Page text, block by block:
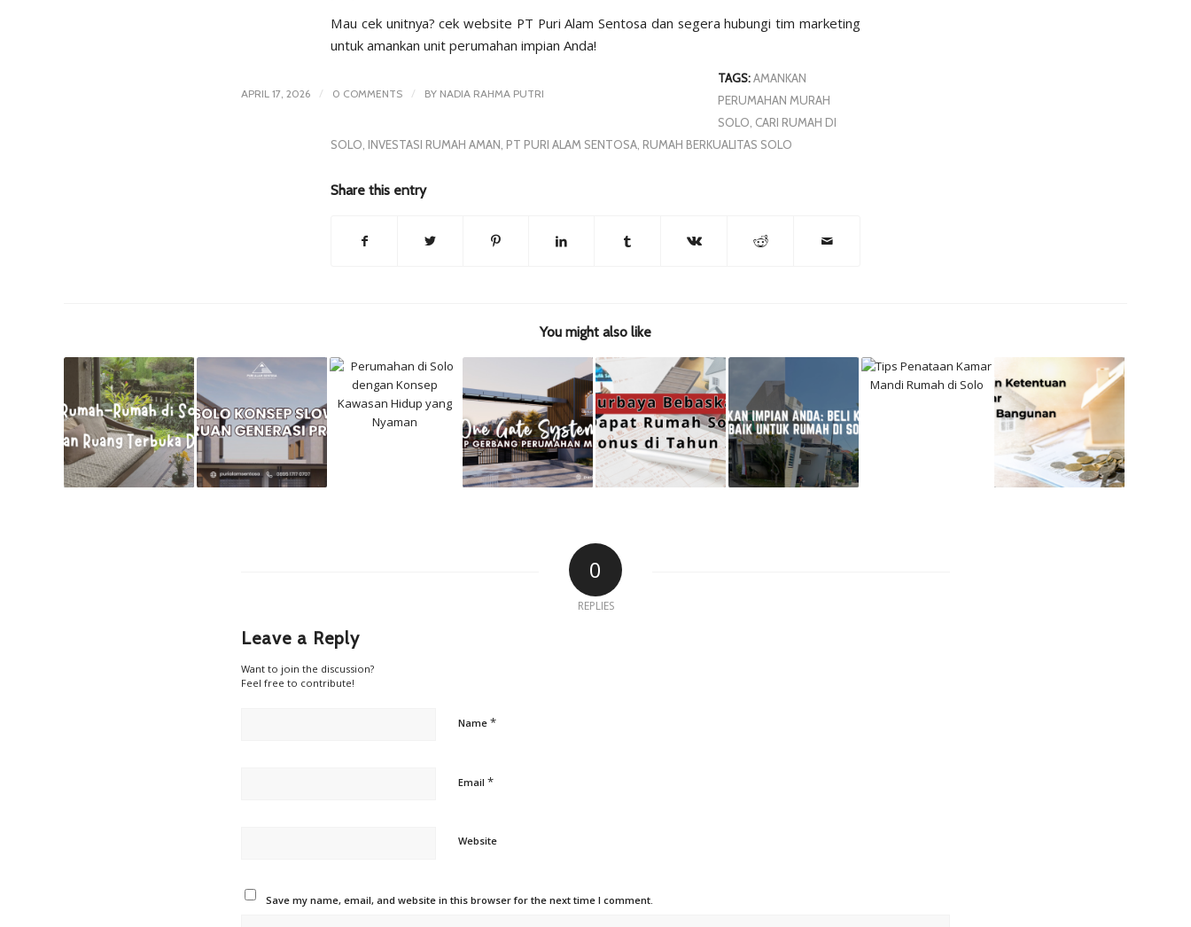
Mau cek unitnya? cek website PT Puri Alam Sentosa dan segera hubungi tim marketing
untuk amankan unit perumahan impian Anda!
APRIL 17, 2026 / 0 COMMENTS / BY NADIA RAHMA PUTRI
TAGS:AMANKAN
PERUMAHAN MURAH
SOLO, CARI RUMAH DI
SOLO, INVESTASI RUMAH AMAN, PT PURI ALAM SENTOSA, RUMAH BERKUALITAS SOLO
Share this entry
You might also like
0
REPLIES
Leave a Reply
Want to join the discussion?
Feel free to contribute!
Name *
Email *
Website
Save my name, email, and website in this browser for the next time I comment.